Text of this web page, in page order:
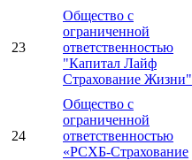
23
Общество с
ограниченной
ответственностью
"Капитал Лайф
Страхование Жизни"
24
Общество с
ограниченной
ответственностью
«РСХБ-Страхование